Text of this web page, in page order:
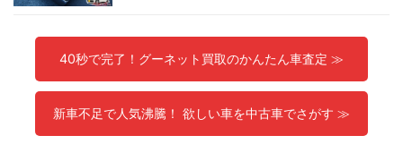
40秒で完了！グーネット買取のかんたん車査定 ≫
新車不足で人気沸騰！ 欲しい車を中古車でさがす ≫